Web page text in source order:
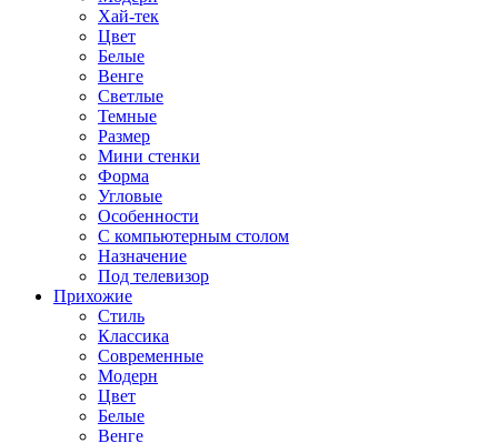
Хай-тек
Цвет
Белые
Венге
Светлые
Темные
Размер
Мини стенки
Форма
Угловые
Особенности
С компьютерным столом
Назначение
Под телевизор
Прихожие
Стиль
Классика
Современные
Модерн
Цвет
Белые
Венге